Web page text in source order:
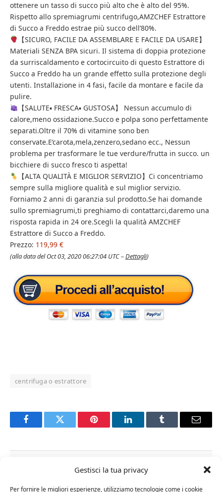
Gestisci la tua privacy
Per fornire le migliori esperienze, utilizziamo tecnologie come i cookie
ottenere un tasso di succo più alto che è alto del 95%.
Rispetto allo spremiagrumi centrifugo,AMZCHEF Estrattore
di Succo a Freddo estrae più succo dell’80%.
【SICURO, FACILE DA ASSEMBLARE E FACILE DA USARE】
Materiali SENZA BPA sicuri. Il sistema di doppia protezione
da surriscaldamento e cortocircuito di questo Estrattore di
Succo a Freddo ha un grande effetto sulla protezione degli
utenti. Installazione in 4 fasi, facile da montare e facile da
pulire.
【SALUTE▪ FRESCA▪ GUSTOSA】 Nessun accumulo di
calore,meno ossidazione.Succo e polpa sono perfettamente
separati.Oltre il 70% di vitamine sono ben
conservate.E’carota,mela,zenzero,sedano ecc., Nessun
problema per trasformare le tue verdure/frutta in succo. un
bicchiere di succo fresco ti aspetta!
【ALTA QUALITÀ E MIGLIOR SERVIZIO】Ci concentriamo
sempre sulla migliore qualità e sul miglior servizio.
Forniamo 2 anni di garanzia sul prodotto.Se hai domande
sullo spremiagrumi,ti preghiamo di contattarci,daremo una
risposta rapida in 24 ore.Scegli la qualità AMZCHEF
Estrattore di Succo a Freddo.
Prezzo: 119,99 €
(alla data del Oct 03, 2020 06:27:04 UTC –Dettagli)
centrifuga o estrattore
FacebookTwitter Pinterest LinkedInTumblr Email